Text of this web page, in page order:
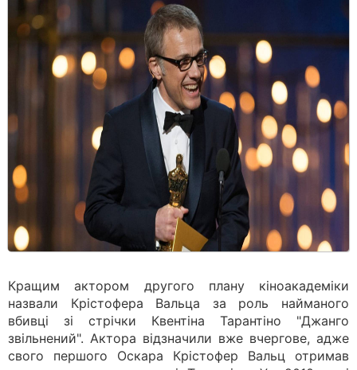
Кращим актором другого плану кіноакадеміки
назвали Крістофера Вальца за роль найманого
вбивці зі стрічки Квентіна Тарантіно "Джанго
звільнений". Актора відзначили вже вчергове, адже
свого першого Оскара Крістофер Вальц отримав